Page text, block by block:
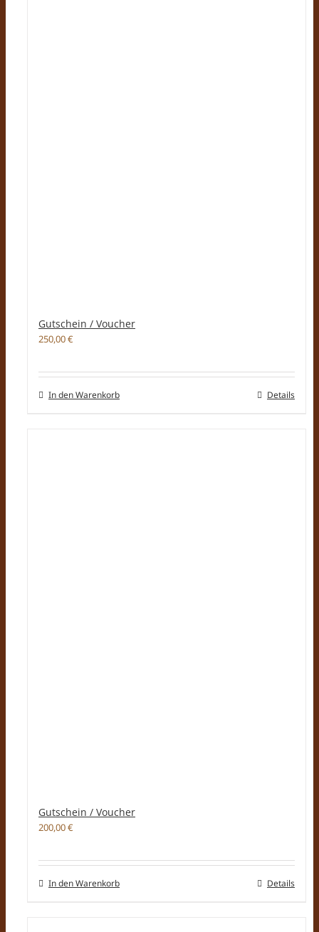
Gutschein / Voucher
250,00€
In den Warenkorb Details
Gutschein / Voucher
200,00€
In den Warenkorb Details